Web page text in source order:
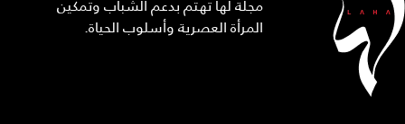
مجلة لها تهتم بدعم الشباب وتمكين
المرأة العصرية وأسلوب الحياة.